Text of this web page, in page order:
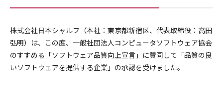
株式会社日本シャルフ（本社：東京都新宿区、代表取締役：高田
弘明）は、この度、一般社団法人コンピュータソフトウェア協会
のすすめる「ソフトウェア品質向上宣言」に賛同して「品質の良
いソフトウェアを提供する企業」の承認を受けました。